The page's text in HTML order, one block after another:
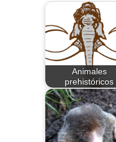
Animales
prehistóricos